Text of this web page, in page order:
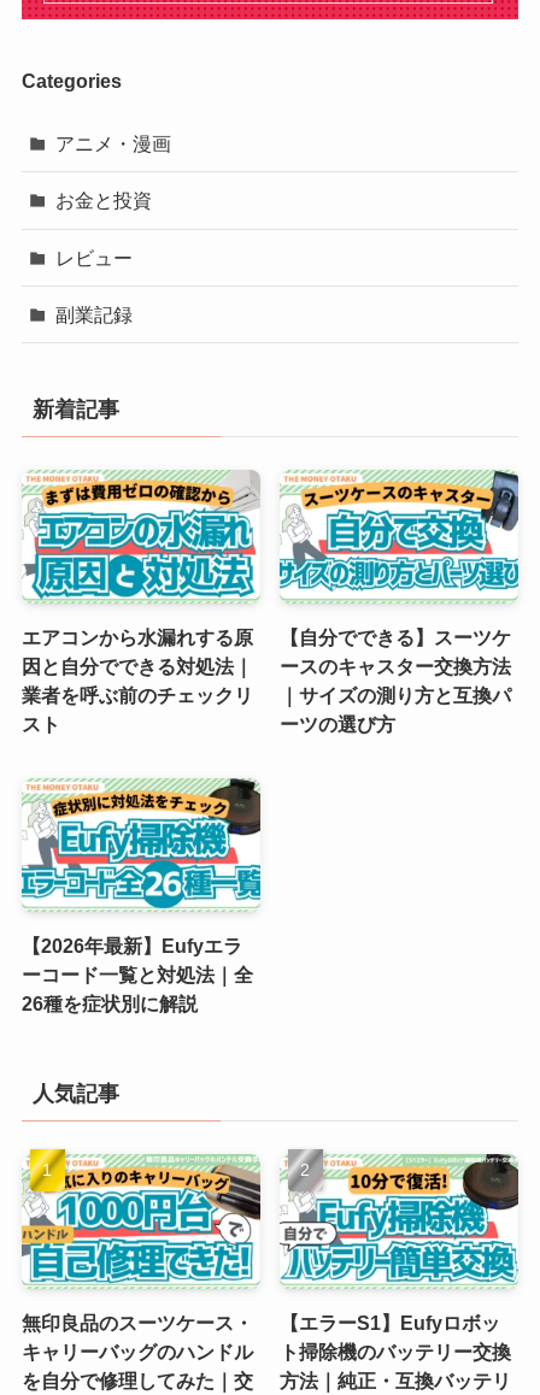
Categories
アニメ・漫画
お金と投資
レビュー
副業記録
新着記事
エアコンから水漏れする原
因と自分でできる対処法｜
業者を呼ぶ前のチェックリ
スト
【自分でできる】スーツケ
ースのキャスター交換方法
｜サイズの測り方と互換パ
ーツの選び方
【2026年最新】Eufyエラ
ーコード一覧と対処法｜全
26種を症状別に解説
人気記事
無印良品のスーツケース・
キャリーバッグのハンドル
を自分で修理してみた｜交
【エラーS1】Eufyロボッ
ト掃除機のバッテリー交換
方法｜純正・互換バッテリ